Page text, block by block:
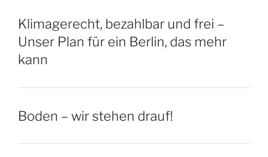
Klimagerecht, bezahlbar und frei –
Unser Plan für ein Berlin, das mehr
kann
Boden – wir stehen drauf!